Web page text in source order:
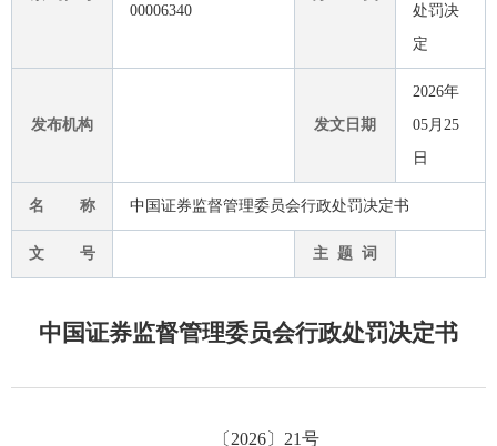
00006340
处罚决
定
发布机构 发文日期
2026年
05月25
日
名 称 中国证券监督管理委员会行政处罚决定书
文 号 主 题 词
中国证券监督管理委员会行政处罚决定书
〔 2026 〕 21号